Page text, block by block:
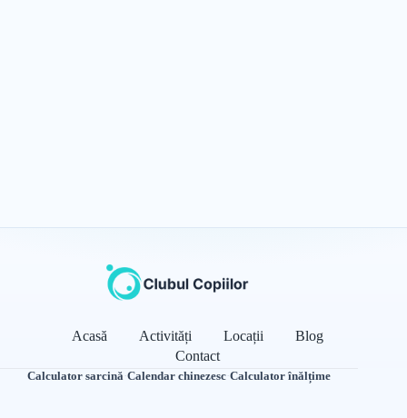
Acasă Activități Locații
Blog
Contact
Calculator sarcină·Calendar chinezesc·Calculator înălțime